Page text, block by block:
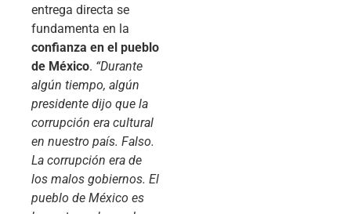
entrega directa se
fundamenta en la
confianza en el pueblo
de México. “Durante
algún tiempo, algún
presidente dijo que la
corrupción era cultural
en nuestro país. Falso.
La corrupción era de
los malos gobiernos. El
pueblo de México es